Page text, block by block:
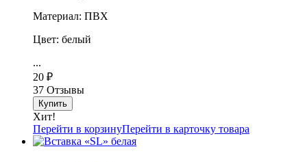
Материал: ПВХ
Цвет: белый
...
20 ₽
37 Отзывы
Хит!
Перейти в корзинуПерейти в карточку товара